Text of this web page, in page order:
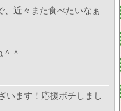
、近々また食べたいなぁ
＾
います！応援ポチしまし